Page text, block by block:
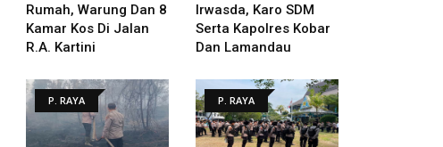
Rumah, Warung Dan 8
Kamar Kos Di Jalan
R.A. Kartini
Irwasda, Karo SDM
Serta Kapolres Kobar
Dan Lamandau
P. RAYA P. RAYA